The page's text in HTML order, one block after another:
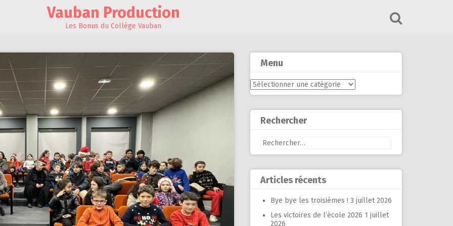
Vauban Production
Les Bonus du Collège Vauban
Menu
Menu
Rechercher
Rechercher :
Articles récents
Bye bye les troisièmes ! 3 juillet 2026
Les victoires de l’école 2026 1 juillet
2026